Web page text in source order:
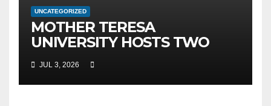
UNCATEGORIZED
MOTHER TERESA
UNIVERSITY HOSTS TWO
MAJOR INTERNATIONAL
SCIENTIFIC EVENTS – MTU
RECTOR FETAJI HOLDS
JUL 3, 2026